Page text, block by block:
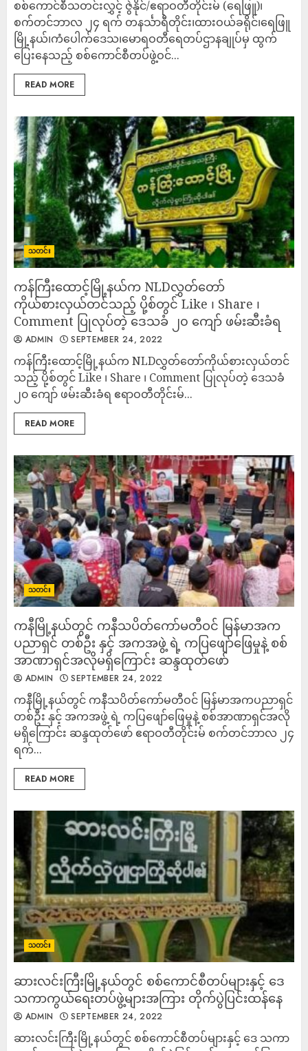
စစ်ကောင်စီသတင်းလွှင့် ဇွဲနိုင်/ဧရာဝတီတိုင်းမ် (ရေဖြူ)၊
စက်တင်ဘာလ ၂၄ ရက် တနင်္သာရီတိုင်း၊ထားဝယ်ခရိုင်၊ရေဖြူ
မြို့နယ်၊ကံပေါက်ဒေသ၊မောရဝတီရေတပ်ဌာနချုပ်မှ ထွက်
ပြေးနေသည့် စစ်ကောင်စီတပ်ဖွဲ့ဝင်...
READ MORE
သတင်း
ကန်ကြီးထောင့်မြို့နယ်က NLDလွှတ်တော်
ကိုယ်စားလှယ်တင်သည့် ပို့စ်တွင် Like ၊ Share ၊
Comment ပြုလုပ်တဲ့ ဒေသခံ ၂၀ ကျော် ဖမ်းဆီးခံရ
ADMIN SEPTEMBER 24, 2022
ကန်ကြီးထောင့်မြို့နယ်က NLDလွှတ်တော်ကိုယ်စားလှယ်တင်
သည့် ပို့စ်တွင် Like ၊ Share ၊ Comment ပြုလုပ်တဲ့ ဒေသခံ
၂၀ ကျော် ဖမ်းဆီးခံရ ဧရာဝတီတိုင်းမ်...
READ MORE
သတင်း
ကနီမြို့နယ်တွင် ကနီသပိတ်ကော်မတီဝင် မြန်မာအက
ပညာရှင် တစ်ဦး နှင့် အကအဖွဲ့ ရဲ့ ကပြဖျော်ဖြေမှုနဲ့ စစ်
အာဏာရှင်အလိုမရှိကြောင်း ဆန္ဒထုတ်ဖော်
ADMIN SEPTEMBER 24, 2022
ကနီမြို့နယ်တွင် ကနီသပိတ်ကော်မတီဝင် မြန်မာအကပညာရှင်
တစ်ဦး နှင့် အကအဖွဲ့ ရဲ့ ကပြဖျော်ဖြေမှုနဲ့ စစ်အာဏာရှင်အလို
မရှိကြောင်း ဆန္ဒထုတ်ဖော် ဧရာဝတီတိုင်းမ် စက်တင်ဘာလ ၂၄
ရက်...
READ MORE
သတင်း
ဆားလင်းကြီးမြို့နယ်တွင် စစ်ကောင်စီတပ်များနှင့် ဒေ
သကာကွယ်ရေးတပ်ဖွဲ့များအကြား တိုက်ပွဲပြင်းထန်နေ
ADMIN SEPTEMBER 24, 2022
ဆားလင်းကြီးမြို့နယ်တွင် စစ်ကောင်စီတပ်များနှင့် ဒေ သကာ